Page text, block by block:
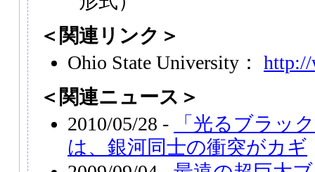
＜関連リンク＞
Ohio State University： http://
＜関連ニュース＞
2010/05/28 -
「光るブラッ
は、銀河同士の衝突がカギ